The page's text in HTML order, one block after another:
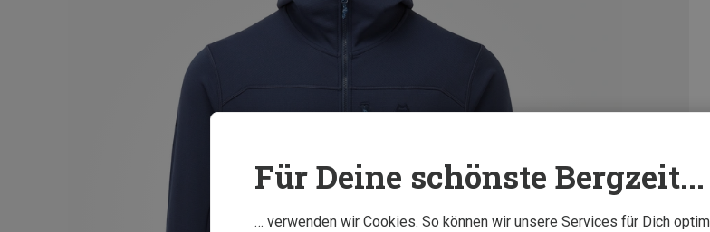
Für Deine schönste Bergzeit...
… verwenden wir Cookies. So können wir unsere Services für Dich